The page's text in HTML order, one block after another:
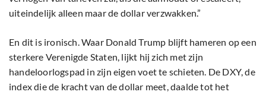
uiteindelijk alleen maar de dollar verzwakken.”
En dit is ironisch. Waar Donald Trump blijft hameren op een
sterkere Verenigde Staten, lijkt hij zich met zijn
handeloorlogspad in zijn eigen voet te schieten. De DXY, de
index die de kracht van de dollar meet, daalde tot het